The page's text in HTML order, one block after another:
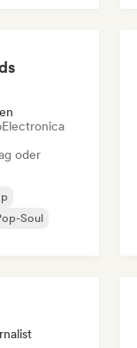
Electronica
oder
Soul